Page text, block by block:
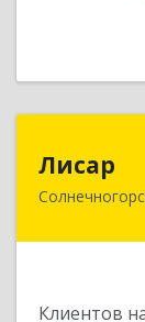
Лисар
Клиентов
141551,